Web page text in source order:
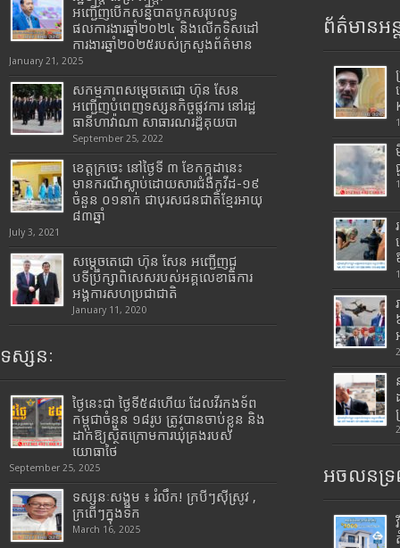
អញ្ជើញបើកសន្និបាតបូកសរុបលទ្ធ
ផលការងារឆ្នាំ២០២៤ និងលើកទិសដៅ
ការងារឆ្នាំ២០២៥របស់​ក្រសួង​ព័ត៌មាន​
January 21, 2025
សកម្មភាពសម្តេចតេជោ ហ៊ុន សែន
អញ្ជើញបំពេញទស្សនកិច្ចផ្លូវការ នៅរដ្ឋ
ធានីហាវ៉ាណា សាធារណរដ្ឋគុយបា
September 25, 2022
ខេត្តក្រចេះ នៅថ្ងៃទី ៣ ខែកក្កដានេះ
មានករណីស្លាប់ដោយសារជំងឺកូវីដ-១៩
ចំនួន ០១នាក់ ជាបុរសជនជាតិខ្មែរអាយុ
៨៣ឆ្នាំ
July 3, 2021
សម្តេចតេជោ ហ៊ុន សែន អញ្ជើញជួ
បទីប្រឹក្សាពិសេសរបស់អគ្គលេខាធិការ
អង្គការសហប្រជាជាតិ
January 11, 2020
ទស្សនៈ
ថ្ងៃនេះជា ថ្ងៃទី៥៨ហើយ ដែលវីរកងទ័ព
កម្ពុជាចំនួន ១៨រូប ត្រូវបានចាប់ខ្លួន និង
ដាក់ឱ្យស្ថិតក្រោមការឃុំគ្រងរបស់
យោធាថៃ
September 25, 2025
ទស្សនៈសង្គម ៖ រំលឹក! ក្របីៗស៊ីស្រូវ ,
ក្រពើៗក្នុងទឹក
March 16, 2025
ព័ត៌មានអន្
អចលនទ្រ